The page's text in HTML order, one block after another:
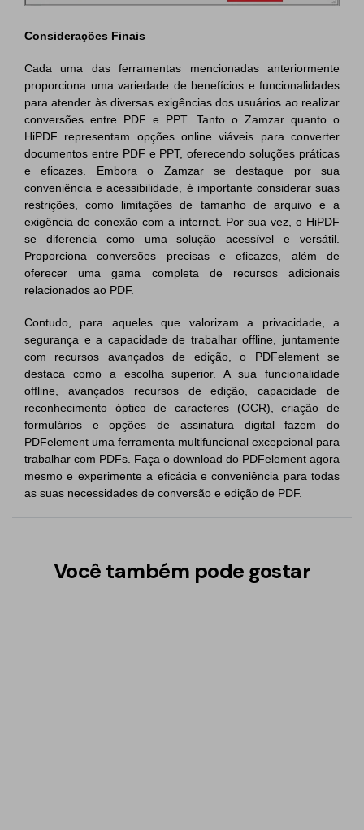
Considerações Finais
Cada uma das ferramentas mencionadas anteriormente
proporciona uma variedade de benefícios e funcionalidades
para atender às diversas exigências dos usuários ao realizar
conversões entre PDF e PPT. Tanto o Zamzar quanto o
HiPDF representam opções online viáveis para converter
documentos entre PDF e PPT, oferecendo soluções práticas
e eficazes. Embora o Zamzar se destaque por sua
conveniência e acessibilidade, é importante considerar suas
restrições, como limitações de tamanho de arquivo e a
exigência de conexão com a internet. Por sua vez, o HiPDF
se diferencia como uma solução acessível e versátil.
Proporciona conversões precisas e eficazes, além de
oferecer uma gama completa de recursos adicionais
relacionados ao PDF.
Contudo, para aqueles que valorizam a privacidade, a
segurança e a capacidade de trabalhar offline, juntamente
com recursos avançados de edição, o PDFelement se
destaca como a escolha superior. A sua funcionalidade
offline, avançados recursos de edição, capacidade de
reconhecimento óptico de caracteres (OCR), criação de
formulários e opções de assinatura digital fazem do
PDFelement uma ferramenta multifuncional excepcional para
trabalhar com PDFs. Faça o download do PDFelement agora
mesmo e experimente a eficácia e conveniência para todas
as suas necessidades de conversão e edição de PDF.
Você também pode gostar